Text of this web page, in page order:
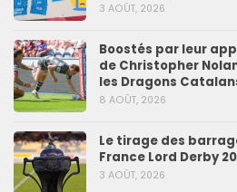
3 AOÛT, 2026
Boostés par leur
de Christopher
les Dragons
8 AOÛT, 2026
Le tirage des
France Lord Derby
3 AOÛT, 2026